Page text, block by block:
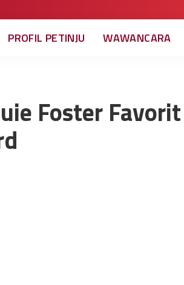
PROFIL PETINJU WAWANCARA
Foster Favorit